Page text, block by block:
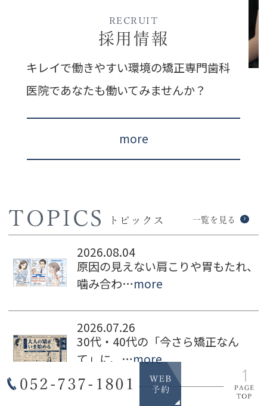
RECRUIT
採用情報
キレイで働きやすい環境の矯正専門歯科
医院であなたも働いてみませんか？
more
TOPICS トピックス 一覧を見る
2026.08.04
原因の見えない肩こりや胃もたれ、
噛み合わ…more
2026.07.26
30代・40代の「今さら矯正なん
て」に、…more